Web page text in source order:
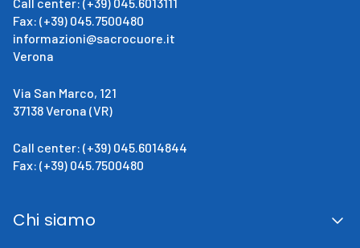
Fax: (+39) 045.7500480
informazioni@sacrocuore.it
Verona
Via San Marco, 121
37138 Verona (VR)
Call center: (+39) 045.6014844
Fax: (+39) 045.7500480
Chi siamo